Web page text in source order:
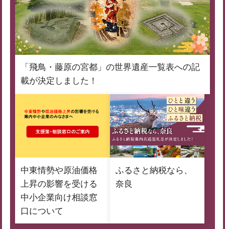
「飛鳥・藤原の宮都」の世界遺産一覧表への記
載が決定しました！
中東情勢や原油価格
上昇の影響を受ける
中小企業向け相談窓
口について
ふるさと納税なら、
奈良